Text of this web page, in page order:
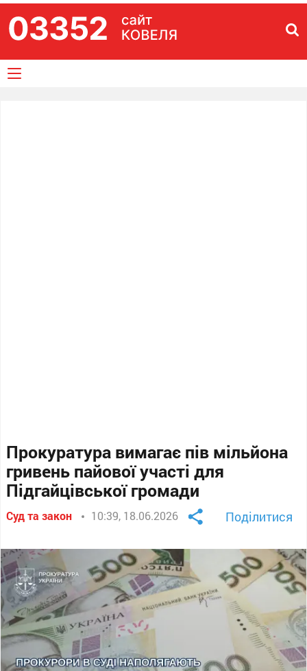
Прокуратура вимагає пів мільйона
гривень пайової участі для
Підгайцівської громади
Суд та закон 10:39, 18.06.2026 Поділитися